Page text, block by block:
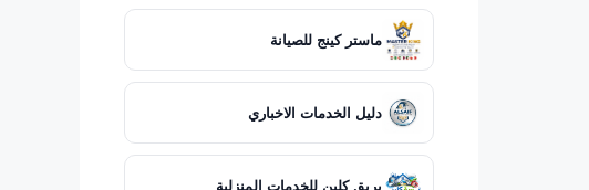
ماستر كينج للصيانة
دليل الخدمات الاخباري
بريق كلين للخدمات المنزلية